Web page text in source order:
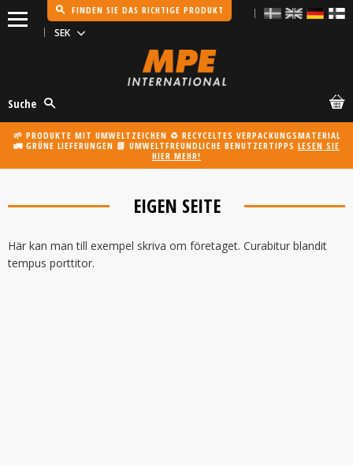
FINDEN SIE DAS RICHTIGE PRODUKT
Suche
🌱 PRODUKTE MIT UMWELTZEICHEN ♻️ RECYCELTES VERPACKUNGSMATERIAL
🚛 GRÜNE LIEFERUNGEN 📗 UMWELTFREUNDLICHE BENUTZERTIPPS LESEN SIE
HIER MEHR!
EIGEN SEITE
Här kan man till exempel skriva om företaget. Curabitur blandit
tempus porttitor.